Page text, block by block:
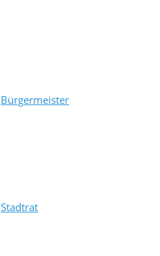
Bürgermeister
Stadtrat